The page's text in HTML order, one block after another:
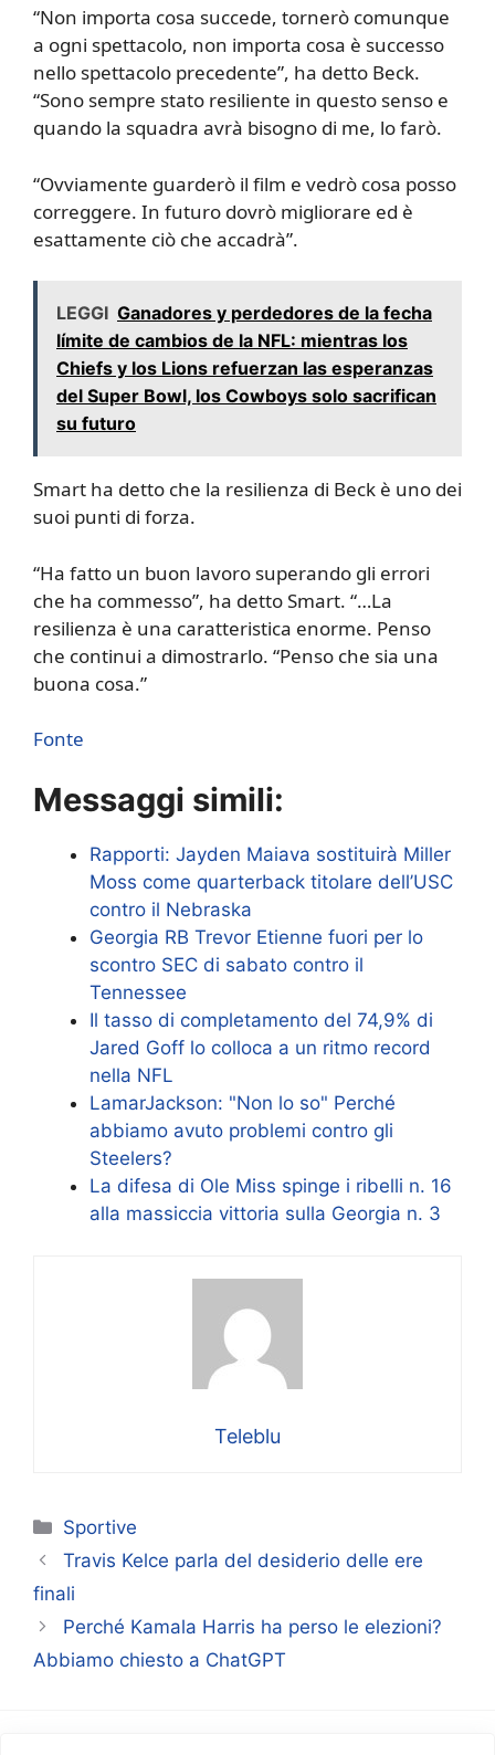
“Non importa cosa succede, tornerò comunque
a ogni spettacolo, non importa cosa è successo
nello spettacolo precedente”, ha detto Beck.
“Sono sempre stato resiliente in questo senso e
quando la squadra avrà bisogno di me, lo farò.
“Ovviamente guarderò il film e vedrò cosa posso
correggere. In futuro dovrò migliorare ed è
esattamente ciò che accadrà”.
LEGGI Ganadores y perdedores de la fecha
límite de cambios de la NFL: mientras los
Chiefs y los Lions refuerzan las esperanzas
del Super Bowl, los Cowboys solo sacrifican
su futuro
Smart ha detto che la resilienza di Beck è uno dei
suoi punti di forza.
“Ha fatto un buon lavoro superando gli errori
che ha commesso”, ha detto Smart. “…La
resilienza è una caratteristica enorme. Penso
che continui a dimostrarlo. “Penso che sia una
buona cosa.”
Fonte
Messaggi simili:
Rapporti: Jayden Maiava sostituirà Miller
Moss come quarterback titolare dell’USC
contro il Nebraska
Georgia RB Trevor Etienne fuori per lo
scontro SEC di sabato contro il
Tennessee
Il tasso di completamento del 74,9% di
Jared Goff lo colloca a un ritmo record
nella NFL
LamarJackson: "Non lo so" Perché
abbiamo avuto problemi contro gli
Steelers?
La difesa di Ole Miss spinge i ribelli n. 16
alla massiccia vittoria sulla Georgia n. 3
Teleblu
Categorie
Sportive
Travis Kelce parla del desiderio delle ere
finali
Perché Kamala Harris ha perso le elezioni?
Abbiamo chiesto a ChatGPT